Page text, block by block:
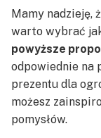
Mamy nadzieję,
warto wybrać
powyższe
odpowiednie na
prezentu dla
możesz
pomysłów.